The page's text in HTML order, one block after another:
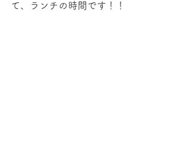
て、ランチの時間です！！